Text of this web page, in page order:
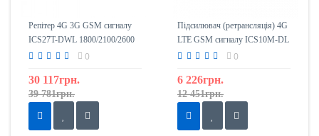
Репітер 4G 3G GSM сигналу
ICS27T-DWL 1800/2100/2600
0
30 117грн.
39 781грн.
Підсилювач (ретрансляція) 4G
LTE GSM сигналу ICS10M-DL
1800/2600 mHz 0
6 226грн.
12 451грн.